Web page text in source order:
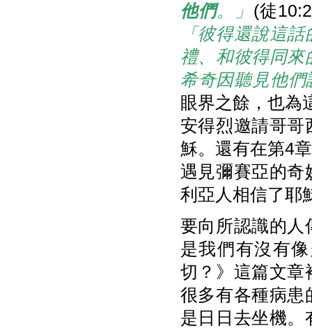
他們。」 (徒
「彼得還說這
禮、和彼得同來
希奇因聽見他
眼界之餘，也為
安得烈邀請哥哥
穌。還有在第4
遇見彌賽亞的奇
利亞人相信了耶
要向所認識的人
是我們有沒有
切？》這篇文章
很多有各種病患
是日日去坐機。